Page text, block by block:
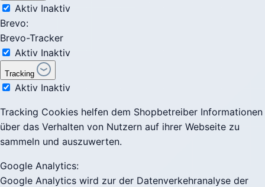
Aktiv Inaktiv
Brevo:
Brevo-Tracker
Aktiv Inaktiv
Tracking
Aktiv Inaktiv
Tracking Cookies helfen dem Shopbetreiber Informationen
über das Verhalten von Nutzern auf ihrer Webseite zu
sammeln und auszuwerten.
Google Analytics:
Google Analytics wird zur der Datenverkehranalyse der